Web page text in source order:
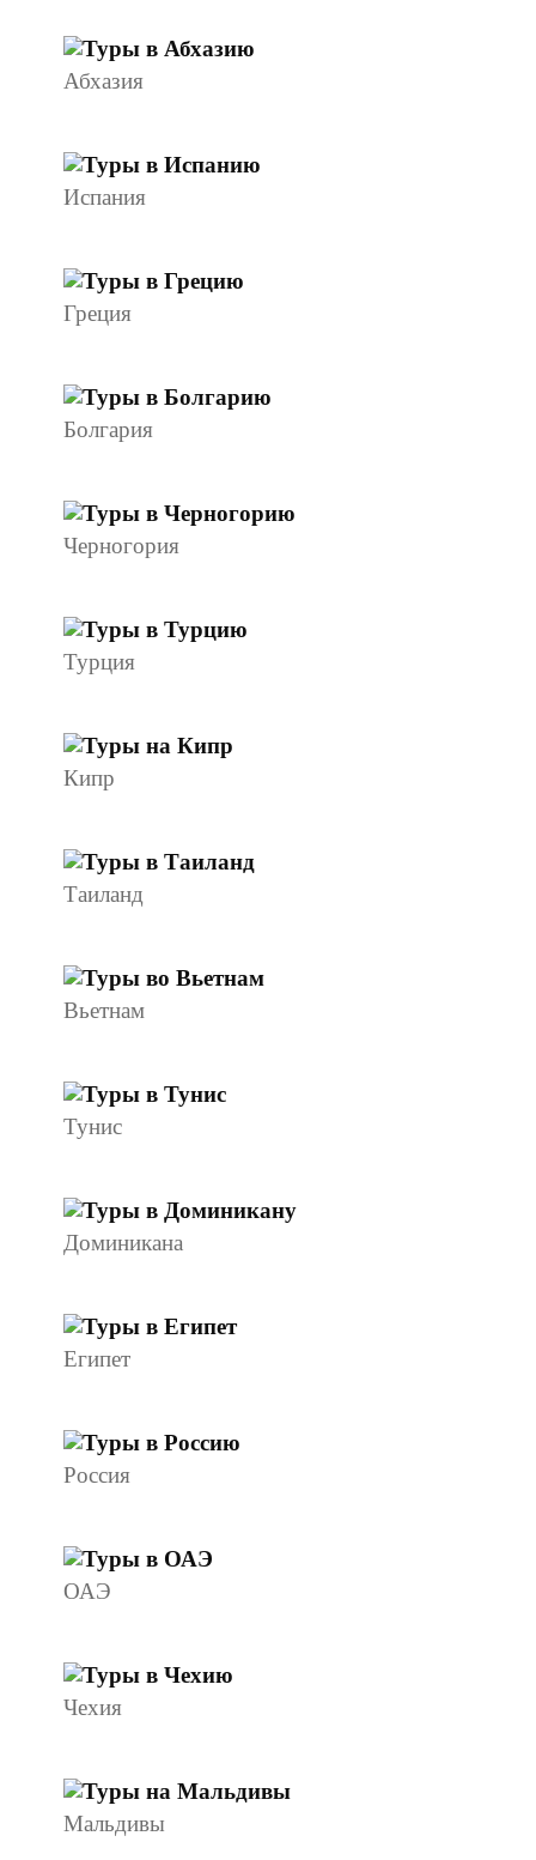
Абхазия
Испания
Греция
Болгария
Черногория
Турция
Кипр
Таиланд
Вьетнам
Тунис
Доминикана
Египет
Россия
ОАЭ
Чехия
Мальдивы